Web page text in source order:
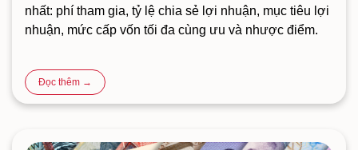
nhất: phí tham gia, tỷ lệ chia sẻ lợi nhuận, mục tiêu lợi
nhuận, mức cấp vốn tối đa cùng ưu và nhược điểm.
Đọc thêm →